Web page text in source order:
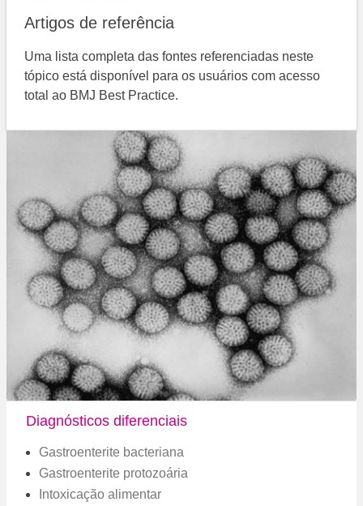
Artigos de referência
Uma lista completa das fontes referenciadas neste
tópico está disponível para os usuários com acesso
total ao BMJ Best Practice.
Diagnósticos diferenciais
Gastroenterite bacteriana
Gastroenterite protozoária
Intoxicação alimentar